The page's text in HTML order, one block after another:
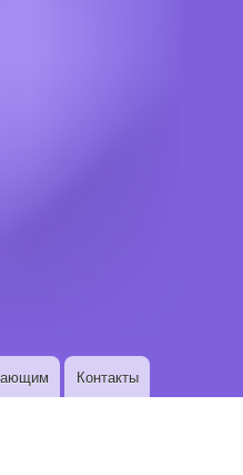
Контакты